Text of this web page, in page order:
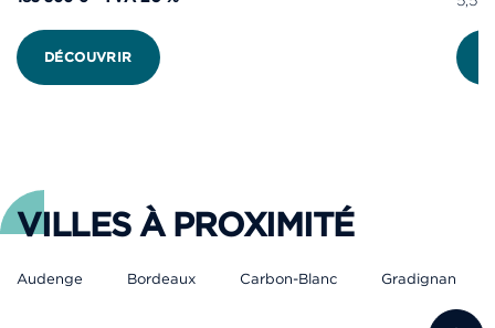
DÉCOUVRIR
VILLES À PROXIMITÉ
Audenge Bordeaux Carbon-Blanc Gradignan